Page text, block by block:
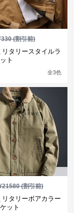
(割引前)
タリースタイルラ
ト
全3色
21580(割引前)
リタリーボアカラー
ット